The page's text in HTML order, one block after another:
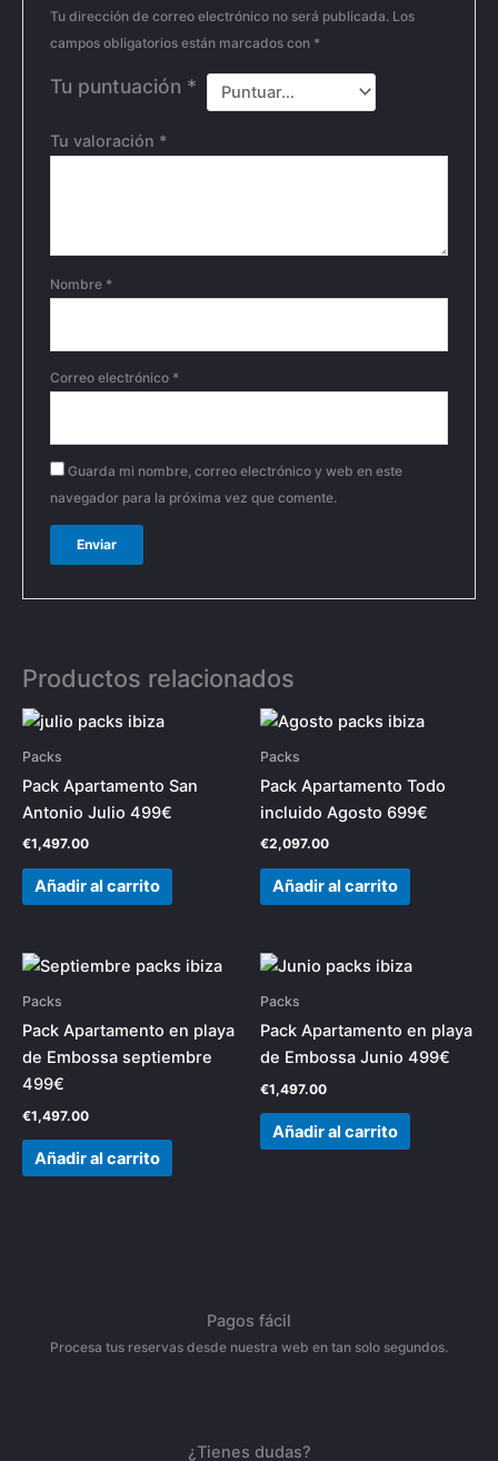
Tu dirección de correo electrónico no será publicada. Los
campos obligatorios están marcados con *
Tu puntuación *
Tu valoración *
Nombre *
Correo electrónico *
Guarda mi nombre, correo electrónico y web en este
navegador para la próxima vez que comente.
Productos relacionados
Packs
Pack Apartamento San
Antonio Julio 499€
€1,497.00
Añadir al carrito
Packs
Pack Apartamento Todo
incluido Agosto 699€
€2,097.00
Añadir al carrito
Packs
Pack Apartamento en playa
de Embossa septiembre
499€
€1,497.00
Añadir al carrito
Packs
Pack Apartamento en playa
de Embossa Junio 499€
€1,497.00
Añadir al carrito
Pagos fácil
Procesa tus reservas desde nuestra web en tan solo segundos.
¿Tienes dudas?